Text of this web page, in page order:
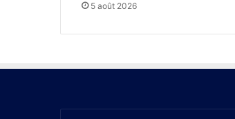
5 août 2026